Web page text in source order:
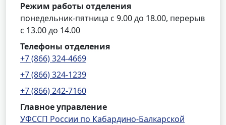
Режим работы отделения
понедельник-пятница с 9.00 до 18.00, перерыв
с 13.00 до 14.00
Телефоны отделения
+7 (866) 324-4669
+7 (866) 324-1239
+7 (866) 242-7160
Главное управление
УФССП России по Кабардино-Балкарской